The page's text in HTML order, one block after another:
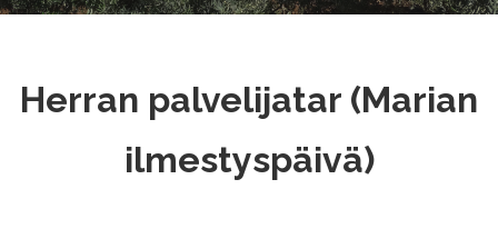
Herran palvelijatar (Marian
ilmestyspäivä)